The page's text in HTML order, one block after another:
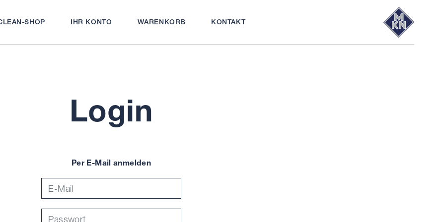
Login
Per E-Mail anmelden
SHOP IHR KONTO WARENKORB KONTAKT